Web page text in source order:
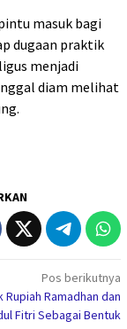
masuk bagi
dugaan praktik
menjadi
diam melihat
Pos berikutnya
Rupiah Ramadhan dan
Fitri Sebagai Bentuk